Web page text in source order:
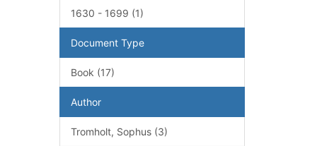
1630 - 1699 (1)
Document Type
Book (17)
Author
Tromholt, Sophus (3)